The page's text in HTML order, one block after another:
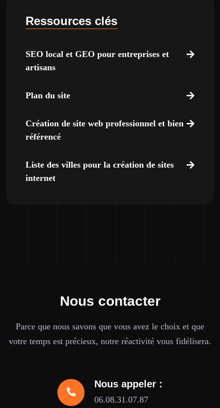
Ressources clés
SEO local et GEO pour entreprises et
artisans
Plan du site
Création de site web professionnel et bien
référencé
Liste des villes pour la création de sites
internet
Nous contacter
Parce que nous savons que vous avez le choix et que
votre temps est précieux, notre réactivité vous fidélisera.
Nous appeler :
06.08.31.07.87